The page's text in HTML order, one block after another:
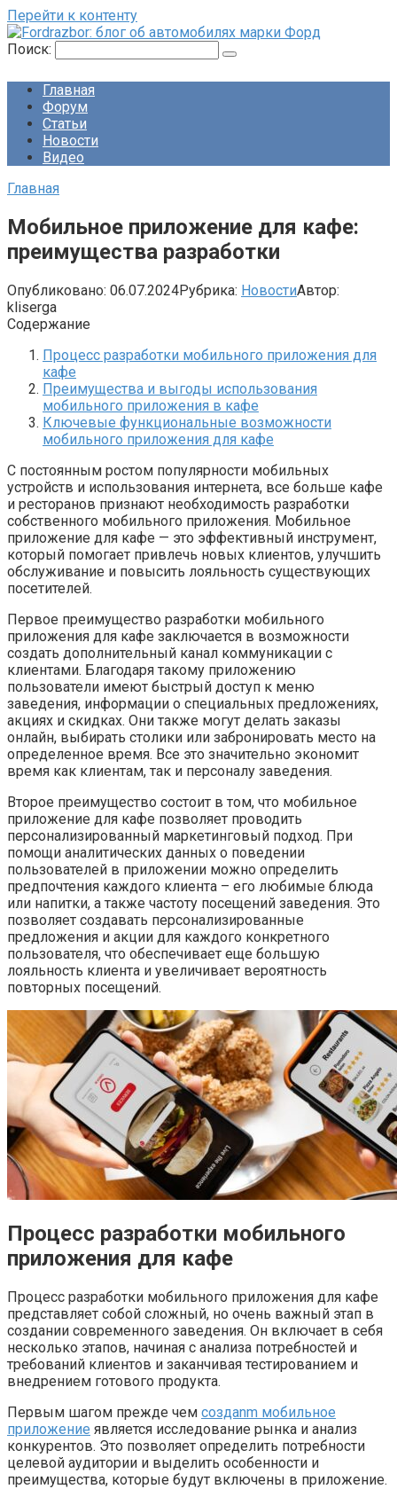
Перейти к контенту
Поиск:
Главная
Форум
Статьи
Новости
Видео
Главная
Мобильное приложение для кафе:
преимущества разработки
Опубликовано: 06.07.2024Рубрика: НовостиАвтор:
kliserga
Содержание
Процесс разработки мобильного приложения для
кафе
Преимущества и выгоды использования
мобильного приложения в кафе
Ключевые функциональные возможности
мобильного приложения для кафе
С постоянным ростом популярности мобильных
устройств и использования интернета, все больше кафе
и ресторанов признают необходимость разработки
собственного мобильного приложения. Мобильное
приложение для кафе — это эффективный инструмент,
который помогает привлечь новых клиентов, улучшить
обслуживание и повысить лояльность существующих
посетителей.
Первое преимущество разработки мобильного
приложения для кафе заключается в возможности
создать дополнительный канал коммуникации с
клиентами. Благодаря такому приложению
пользователи имеют быстрый доступ к меню
заведения, информации о специальных предложениях,
акциях и скидках. Они также могут делать заказы
онлайн, выбирать столики или забронировать место на
определенное время. Все это значительно экономит
время как клиентам, так и персоналу заведения.
Второе преимущество состоит в том, что мобильное
приложение для кафе позволяет проводить
персонализированный маркетинговый подход. При
помощи аналитических данных о поведении
пользователей в приложении можно определить
предпочтения каждого клиента – его любимые блюда
или напитки, а также частоту посещений заведения. Это
позволяет создавать персонализированные
предложения и акции для каждого конкретного
пользователя, что обеспечивает еще большую
лояльность клиента и увеличивает вероятность
повторных посещений.
Процесс разработки мобильного
приложения для кафе
Процесс разработки мобильного приложения для кафе
представляет собой сложный, но очень важный этап в
создании современного заведения. Он включает в себя
несколько этапов, начиная с анализа потребностей и
требований клиентов и заканчивая тестированием и
внедрением готового продукта.
Первым шагом прежде чем создаnm мобильное
приложение является исследование рынка и анализ
конкурентов. Это позволяет определить потребности
целевой аудитории и выделить особенности и
преимущества, которые будут включены в приложение.